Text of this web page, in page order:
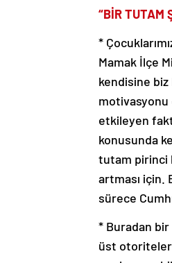
“BİR TUTAM
*
Mamak İlçe
kendisine
motivasyonu
etkileyen
konusunda
tutam pirinci
artması için.
sürece
* Buradan
üst otoriteler